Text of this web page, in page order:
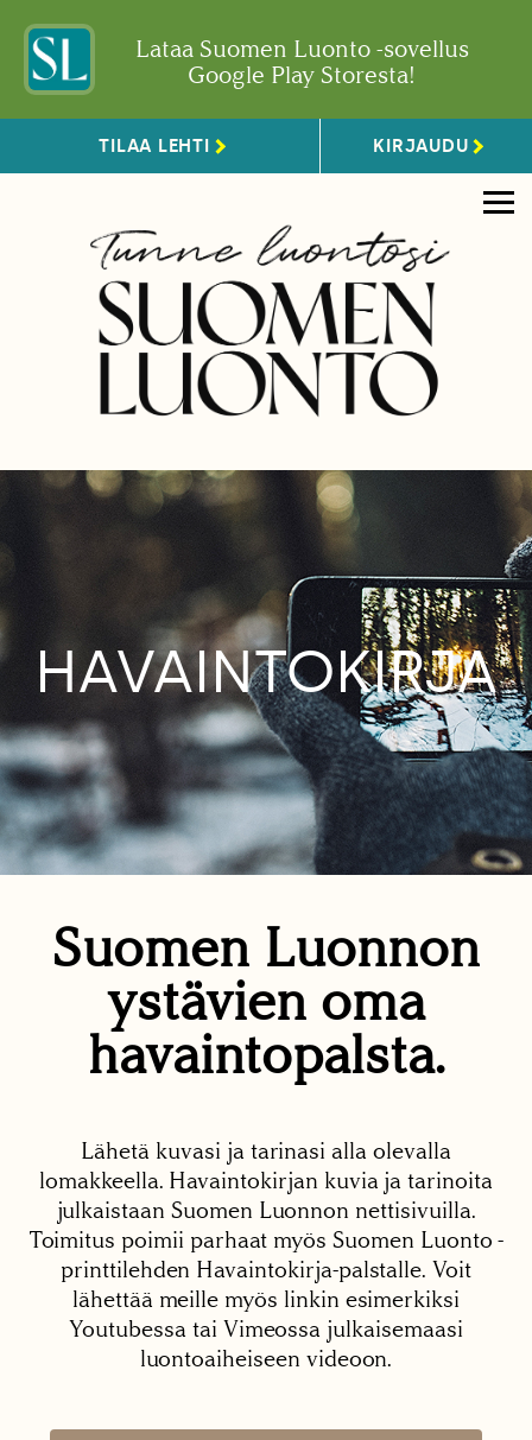
Lataa Suomen Luonto -sovellus
Google Play Storesta!
TILAA LEHTI KIRJAUDU
HAVAINTOKIRJA
Suomen Luonnon
ystävien oma
havaintopalsta.
Lähetä kuvasi ja tarinasi alla olevalla
lomakkeella. Havaintokirjan kuvia ja tarinoita
julkaistaan Suomen Luonnon nettisivuilla.
Toimitus poimii parhaat myös Suomen Luonto -
printtilehden Havaintokirja-palstalle. Voit
lähettää meille myös linkin esimerkiksi
Youtubessa tai Vimeossa julkaisemaasi
luontoaiheiseen videoon.